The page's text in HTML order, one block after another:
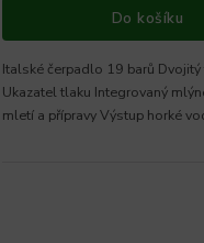
Do košíku
Italské čerpadlo 19 barů
Ukazatel tlaku Integrovaný
mletí a přípravy Výstup horké